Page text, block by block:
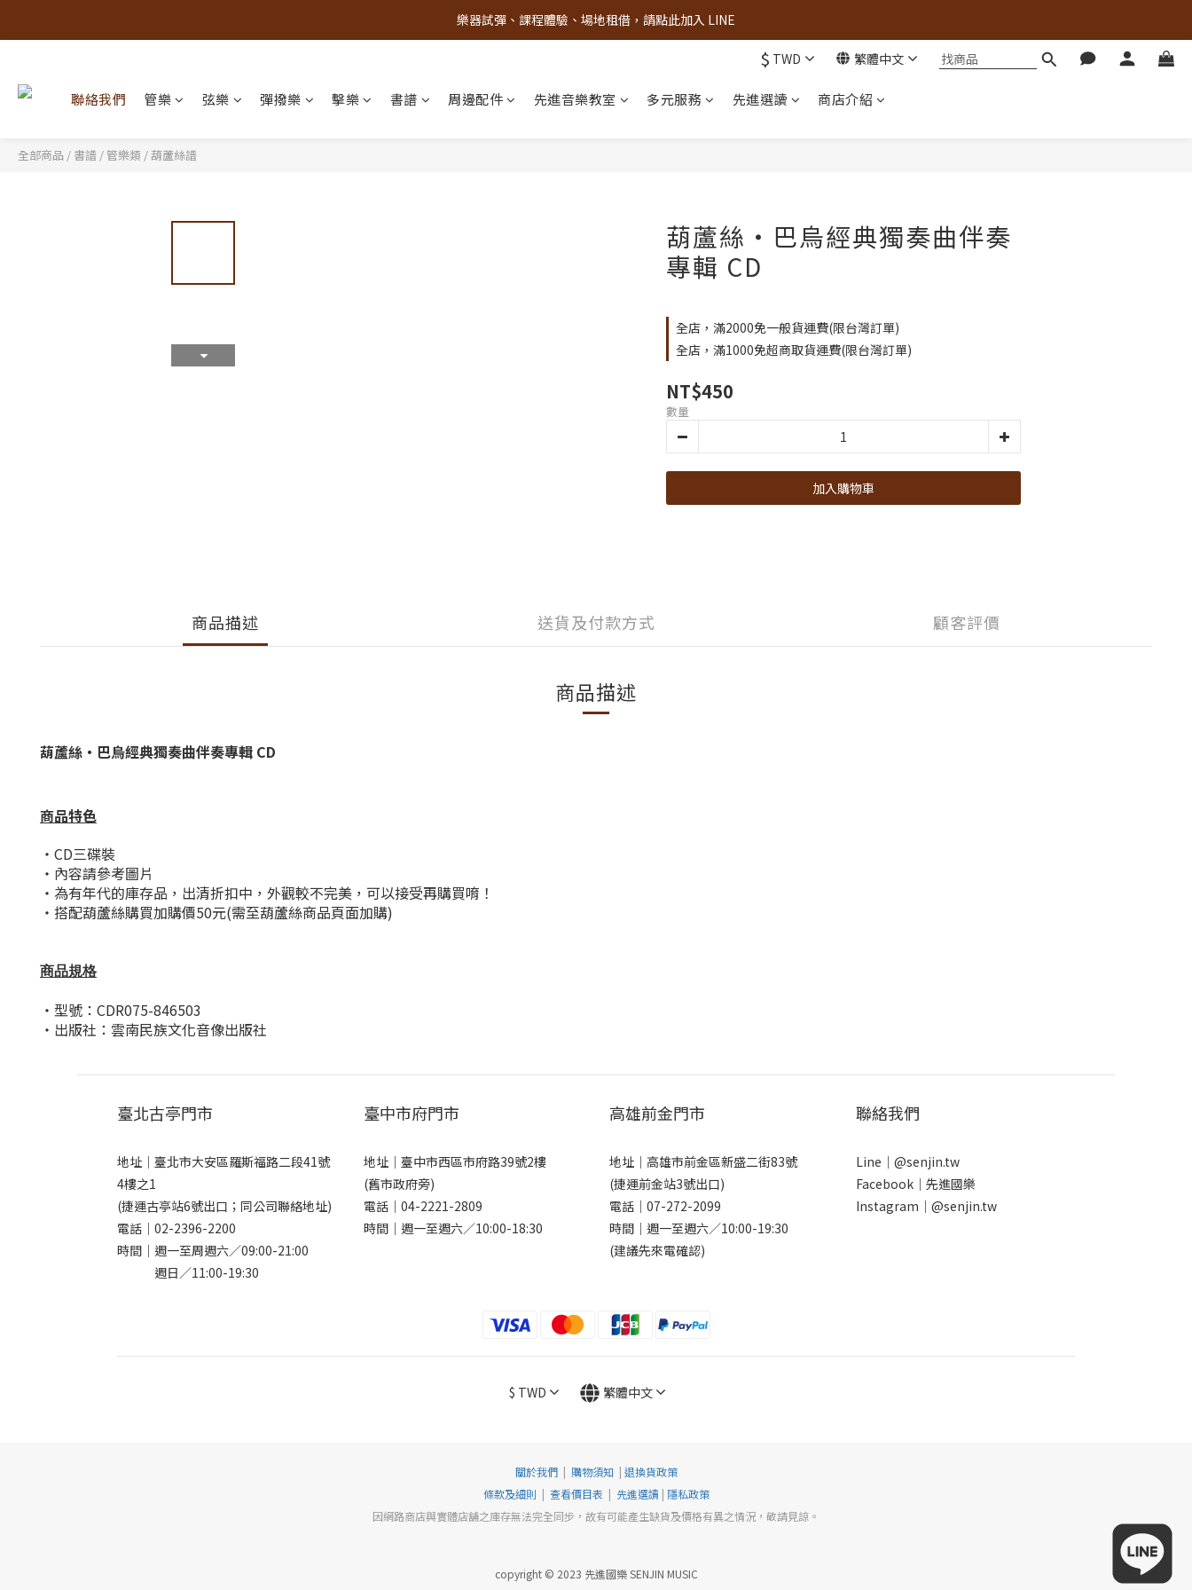
古亭門市 + 先進音樂教室週末假日皆有營業
樂器試彈、課程體驗、場地租借，請點此加入 LINE
$ TWD 繁體中文
聯絡我們 管樂 弦樂 彈撥樂 擊樂 書譜 周邊配件 先進音樂教室 多元服務 先進選讀 商店介紹
全部商品 / 書譜 /管樂類 /葫蘆絲譜
葫蘆絲・巴烏經典獨奏曲伴奏
專輯 CD
全店，滿2000免一般貨運費(限台灣訂單)
全店，滿1000免超商取貨運費(限台灣訂單)
NT$450
數量
加入購物車
商品描述 送貨及付款方式 顧客評價
商品描述
葫蘆絲・巴烏經典獨奏曲伴奏專輯 CD
商品特色
・CD三碟裝
・內容請參考圖片
・為有年代的庫存品，出清折扣中，外觀較不完美，可以接受再購買唷！
・ 搭配葫蘆絲購買加購價50元(需至葫蘆絲商品頁面加購)
商品規格
・型號：CDR075-846503
・出版社：雲南民族文化音像出版社
臺北古亭門市
地址｜ 臺北市大安區羅斯福路二段41號
4樓之1
(捷運古亭站6號出口；同公司聯絡地址)
電話｜ 02-2396-2200
時間｜週一至周週六／09:00-21:00
週日／11:00-19:30
臺中市府門市
地址｜ 臺中市西區市府路39號2樓
(舊市政府旁)
電話｜ 04-2221-2809
時間｜週一至週六／10:00-18:30
高雄前金門市
地址｜ 高雄市前金區新盛二街83號
(捷運前金站3號出口)
電話｜ 07-272-2099
時間｜週一至週六／10:00-19:30
(建議先來電確認)
聯絡我們
Line｜ @senjin.tw
Facebook｜ 先進國樂
Instagram｜ @senjin.tw
$ TWD 繁體中文
關於我們| 購物須知 | 退換貨政策
條款及細則 | 查看價目表 | 先進選讀 | 隱私政策
因網路商店與實體店舖之庫存無法完全同步，故有可能產生缺貨及價格有異之情況，敬請見諒。
copyright © 2023 先進國樂 SENJIN MUSIC